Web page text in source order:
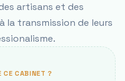
artisans et des
la transmission de leurs
CE CABINET ?